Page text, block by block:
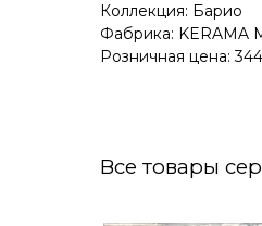
Коллекция: Барио
Фабрика: KERAMA
Розничная цена:
Все товары